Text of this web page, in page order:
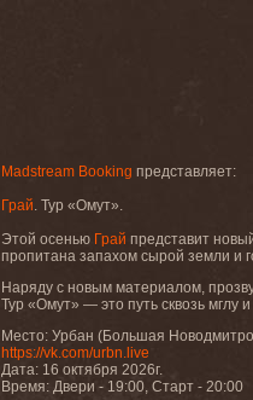
Madstream Booking представляет:
Грай. Тур «Омут».
Этой осенью Грай представит
пропитана запахом сырой земли и
Наряду с новым материалом,
Тур «Омут» — это путь сквозь мглу
Место: Урбан (Большая
https://vk.com/urbn.live
Дата: 16 октября 2026г.
Время: Двери - 19:00, Старт - 20:00